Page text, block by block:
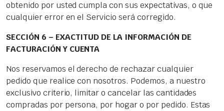
obtenido por usted cumpla con sus expectativas, o que
cualquier error en el Servicio será corregido.
SECCIÓN 6 – EXACTITUD DE LA INFORMACIÓN DE
FACTURACIÓN Y CUENTA
Nos reservamos el derecho de rechazar cualquier
pedido que realice con nosotros. Podemos, a nuestro
exclusivo criterio, limitar o cancelar las cantidades
compradas por persona, por hogar o por pedido. Estas